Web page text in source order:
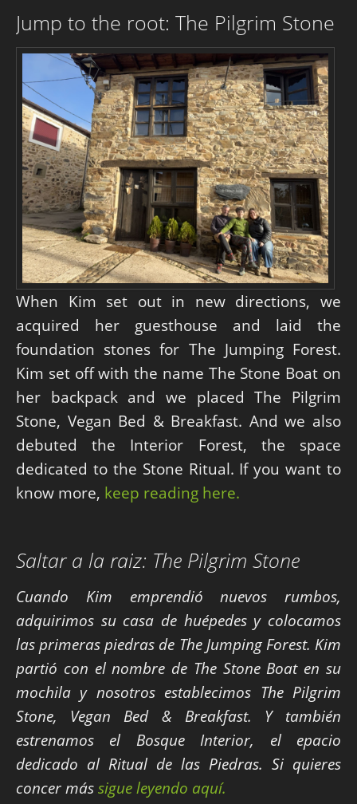
Jump to the root: The Pilgrim Stone
When Kim set out in new directions, we
acquired her guesthouse and laid the
foundation stones for The Jumping Forest.
Kim set off with the name The Stone Boat on
her backpack and we placed The Pilgrim
Stone, Vegan Bed & Breakfast. And we also
debuted the Interior Forest, the space
dedicated to the Stone Ritual. If you want to
know more, keep reading here.
Saltar a la raiz: The Pilgrim Stone
Cuando Kim emprendió nuevos rumbos,
adquirimos su casa de huépedes y colocamos
las primeras piedras de The Jumping Forest. Kim
partió con el nombre de The Stone Boat en su
mochila y nosotros establecimos The Pilgrim
Stone, Vegan Bed & Breakfast. Y también
estrenamos el Bosque Interior, el epacio
dedicado al Ritual de las Piedras. Si quieres
concer más sigue leyendo aquí.